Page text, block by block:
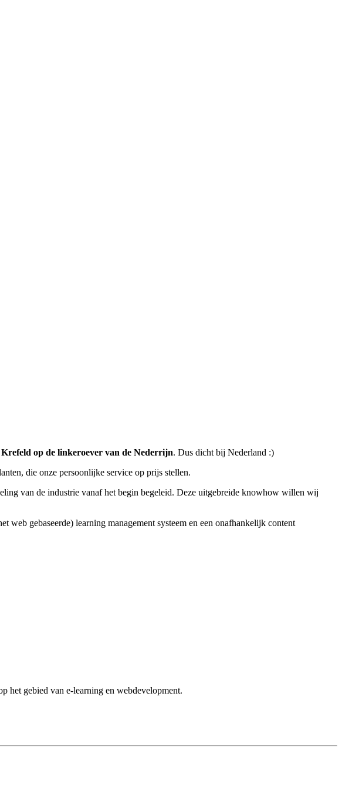
Krefeld op de linkeroever van de Nederrijn. Dus dicht bij Nederland :)
die onze persoonlijke service op prijs stellen.
van de industrie vanaf het begin begeleid. Deze uitgebreide knowhow willen wij
gebaseerde) learning management systeem en een onafhankelijk content
het gebied van e-learning en webdevelopment.